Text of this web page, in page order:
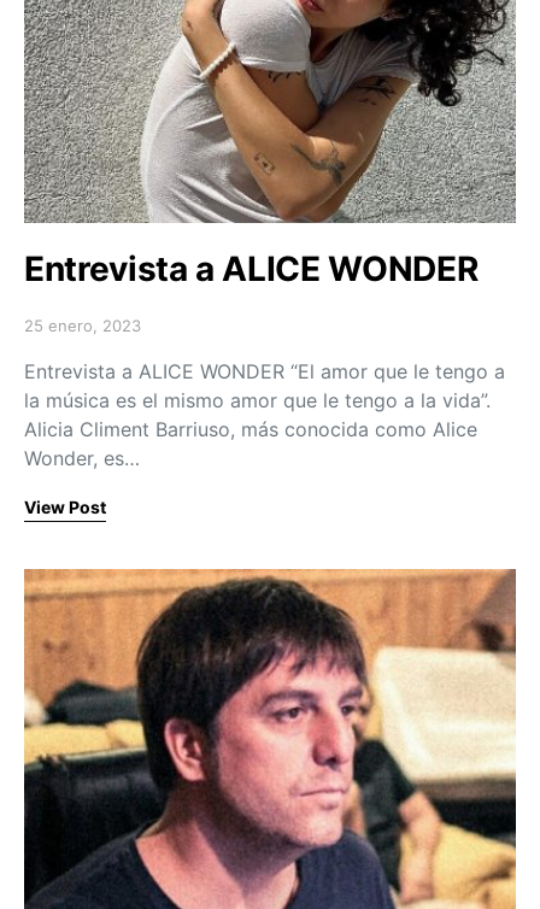
Entrevista a ALICE WONDER
Posted on
25 enero, 2023
Entrevista a ALICE WONDER “El amor que le tengo a
la música es el mismo amor que le tengo a la vida”.
Alicia Climent Barriuso, más conocida como Alice
Wonder, es…
View Post